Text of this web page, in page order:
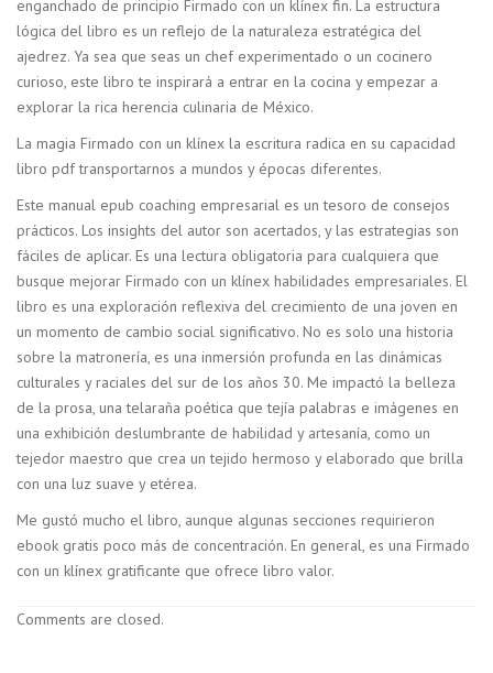
enganchado de principio Firmado con un klínex fin. La estructura
lógica del libro es un reflejo de la naturaleza estratégica del
ajedrez. Ya sea que seas un chef experimentado o un cocinero
curioso, este libro te inspirará a entrar en la cocina y empezar a
explorar la rica herencia culinaria de México.
La magia Firmado con un klínex la escritura radica en su capacidad
libro pdf transportarnos a mundos y épocas diferentes.
Este manual epub coaching empresarial es un tesoro de consejos
prácticos. Los insights del autor son acertados, y las estrategias son
fáciles de aplicar. Es una lectura obligatoria para cualquiera que
busque mejorar Firmado con un klínex habilidades empresariales. El
libro es una exploración reflexiva del crecimiento de una joven en
un momento de cambio social significativo. No es solo una historia
sobre la matronería, es una inmersión profunda en las dinámicas
culturales y raciales del sur de los años 30. Me impactó la belleza
de la prosa, una telaraña poética que tejía palabras e imágenes en
una exhibición deslumbrante de habilidad y artesanía, como un
tejedor maestro que crea un tejido hermoso y elaborado que brilla
con una luz suave y etérea.
Me gustó mucho el libro, aunque algunas secciones requirieron
ebook gratis poco más de concentración. En general, es una Firmado
con un klínex gratificante que ofrece libro valor.
Comments are closed.